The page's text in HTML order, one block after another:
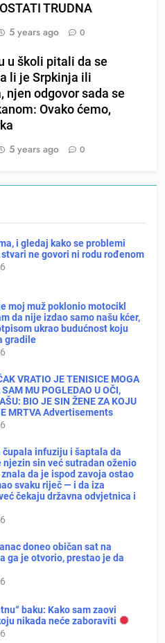
TRUDNA
5 years ago 0
u školi pitali da se
li je Srpkinja ili
njen odgovor sada se
Ovako ćemo,
5 years ago 0
i gledaj kako se problemi
ne govori ni rodu rođenom
moj muž poklonio motocikl
da nije izdao samo našu kćer,
ukrao budućnost koju
gradile
VRATIO JE TENISICE MOGA
MU POGLEDAO U OČI,
BIO JE SIN ŽENE ZA KOJU
MRTVA Advertisements
čupala infuziju i šaptala da
njezin sin već sutradan oženio
da je ispod zavoja ostao
svaku riječ — i da iza
čekaju državna odvjetnica i
doneo običan sat na
ga je otvorio, prestao je da
baku: Kako sam zaovi
nikada neće zaboraviti